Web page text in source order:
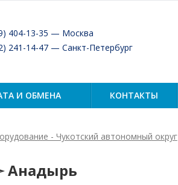
404-13-35 — Москва
241-14-47 — Санкт-Петербург
И ОБМЕНА КОНТАКТЫ
- Чукотский автономный округ
Анадырь